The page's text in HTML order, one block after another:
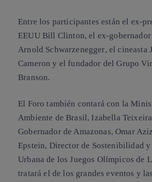
Entre los participantes están el ex-
EEUU Bill Clinton, el ex-
Arnold Schwarzenegger, el cineasta
Cameron y el fundador del Grupo
Branson.
El Foro también contará con la
Ambiente de Brasil, Izabella
Gobernador de Amazonas, Omar
Epstein, Director de Sostenibilidad y
Urbana de los Juegos Olímpicos de
tratará el de los grandes eventos y